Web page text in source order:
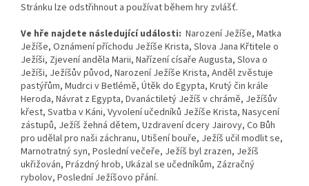
Stránku lze odstřihnout a používat během hry zvlášť.
Ve hře najdete následující události: Narození Ježíše, Matka
Ježíše, Oznámení příchodu Ježíše Krista, Slova Jana Křtitele o
Ježíši, Zjevení anděla Marii, Nařízení císaře Augusta, Slova o
Ježíši, Ježíšův původ, Narození Ježíše Krista, Anděl zvěstuje
pastýřům, Mudrci v Betlémě, Útěk do Egypta, Krutý čin krále
Heroda, Návrat z Egypta, Dvanáctiletý Ježíš v chrámě, Ježíšův
křest, Svatba v Káni, Vyvolení učedníků Ježíše Krista, Nasycení
zástupů, Ježíš žehná dětem, Uzdravení dcery Jairovy, Co Bůh
pro udělal pro naši záchranu, Utišení bouře, Ježíš učil modlit se,
Marnotratný syn, Poslední večeře, Ježíš byl zrazen, Ježíš
ukřižován, Prázdný hrob, Ukázal se učedníkům, Zázračný
rybolov, Poslední Ježíšovo přání.